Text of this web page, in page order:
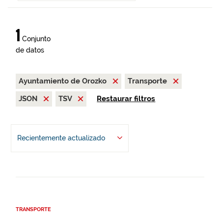
1 Conjunto
de datos
Ayuntamiento de Orozko
Transporte
JSON
TSV Restaurar filtros
Recientemente actualizado
TRANSPORTE